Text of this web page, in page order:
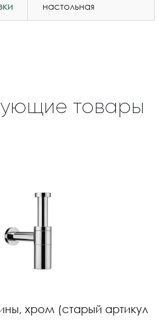
настольная
товары
хром (старый артикул